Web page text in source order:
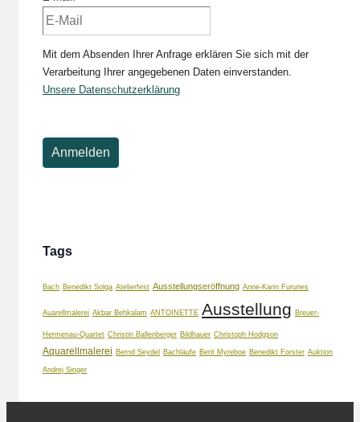
Mit dem Absenden Ihrer Anfrage erklären Sie sich mit der
Verarbeitung Ihrer angegebenen Daten einverstanden.
Unsere Datenschutzerklärung
Tags
Bach Benedikt Solga Atelierfest Ausstellungseröffnung Anne-Karin Furunes
Auarellmalerei Akbar Behkalam ANTOINETTE Ausstellung Breuer-
Hermenau-Quartet Christin Ballenberger Bildhauer Christoph Hodgson
Aquarellmalerei Bernd Seydel Bachläufe Berit Myreboe Benedikt Forster Auktion
Andrej Singer